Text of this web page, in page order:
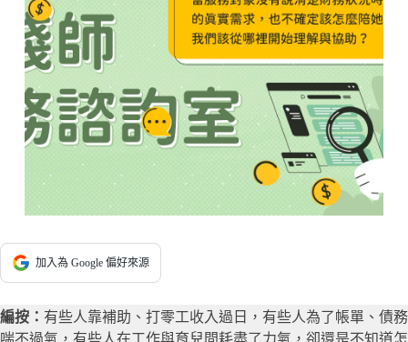
加入為 Google 偏好來源
編按： 有些人靠補助、打零工收入過日，有些人為了帳單、債務
喘不過氣，有些人在工作與育兒間耗盡了力氣，卻還是不知道怎